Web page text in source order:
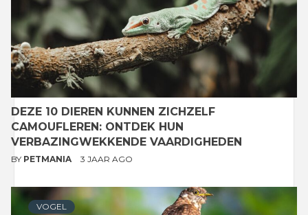
DEZE 10 DIEREN KUNNEN ZICHZELF
CAMOUFLEREN: ONTDEK HUN
VERBAZINGWEKKENDE VAARDIGHEDEN
BY PETMANIA 3 JAAR AGO
VOGEL